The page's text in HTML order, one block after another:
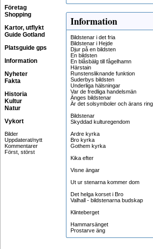
Företag
Shopping
Kartor, utflykt
Guide Gotland
Platsguide gps
Information
Nyheter
Fakta
Historia
Kultur
Natur
Vykort
Bilder
Uppdaterat/nytt
Kommentarer
Först, störst
Information
Bildstenar i det fria
Bildstenar i Hejde
Djur på en bildsten
En bildsten
En blåsbälg till fågelhamn
Härstain
Runstensliknande funktion
Suderbys bildsten
Underliga hälsningar
Var de fredliga handelsmän
Änges bildstenar
Är det solsymboler och ärans
Bildstenar
Skyddad kulturegendom
Ardre kyrka
Bro kyrka
Gothem kyrka
Kika efter
Visne ängar
Ut ur stenarna kommer dom
Det helga korset i Bro
Valhall - bildstenarna budskap
Klinteberget
Hammarsänget
Prostarve äng